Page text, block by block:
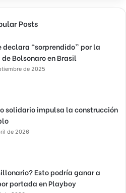
Posts
declara “sorprendido” por la
Bolsonaro en Brasil
de 2025
solidario impulsa la construcción
de 2026
Esto podría ganar a
portada en Playboy